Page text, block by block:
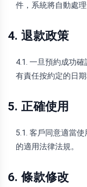
件，系統將自動處理
4. 退款政策
4.1. 一旦預約成功
有責任按約定的日期
5. 正確使用
5.1. 客戶同意適當
的適用法律法規。
6. 條款修改